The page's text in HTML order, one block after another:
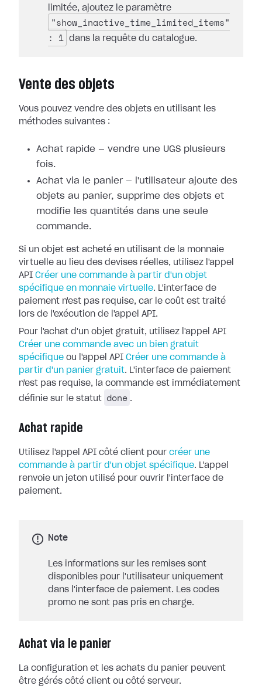
limitée, ajoutez le paramètre
"show_inactive_time_limited_items"
: 1
dans la requête du catalogue.
Vente des objets
Vous pouvez vendre des objets en utilisant les
méthodes suivantes :
Achat rapide — vendre une UGS plusieurs
fois.
Achat via le panier — l'utilisateur ajoute des
objets au panier, supprime des objets et
modifie les quantités dans une seule
commande.
Si un objet est acheté en utilisant de la monnaie
virtuelle au lieu des devises réelles, utilisez l'appel
API Créer une commande à partir d'un objet
spécifique en monnaie virtuelle. L'interface de
paiement n'est pas requise, car le coût est traité
lors de l'exécution de l'appel API.
Pour l'achat d'un objet gratuit, utilisez l'appel API
Créer une commande avec un bien gratuit
spécifique ou l'appel API Créer une commande à
partir d'un panier gratuit. L'interface de paiement
n'est pas requise, la commande est immédiatement
définie sur le statut
done .
Achat rapide
Utilisez l'appel API côté client pour créer une
commande à partir d'un objet spécifique. L'appel
renvoie un jeton utilisé pour ouvrir l'interface de
paiement.
Note
Les informations sur les remises sont
disponibles pour l'utilisateur uniquement
dans l'interface de paiement. Les codes
promo ne sont pas pris en charge.
Achat via le panier
La configuration et les achats du panier peuvent
être gérés côté client ou côté serveur.